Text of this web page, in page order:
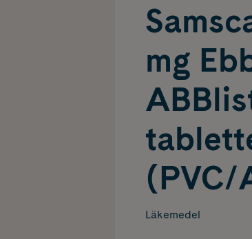
mg
(PVC/
Läkemedel